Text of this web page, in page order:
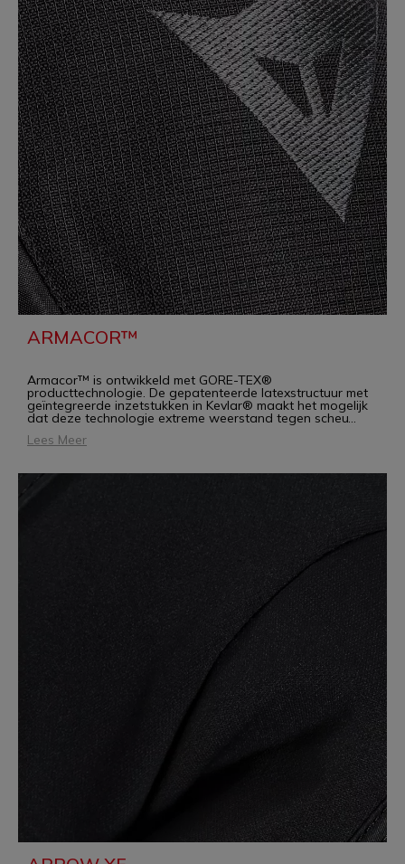
ARMACOR™
Armacor™ is ontwikkeld met GORE-TEX®
producttechnologie. De gepatenteerde latexstructuur met
geïntegreerde inzetstukken in Kevlar® maakt het mogelijk
dat deze technologie extreme weerstand tegen scheu...
Lees Meer